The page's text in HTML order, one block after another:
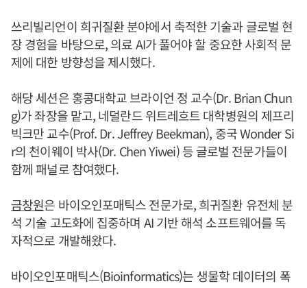
쓰리빌리언이 희귀질환 분야에서 축적한 기술과 글로벌 현
장 경험을 바탕으로, 의료 AI가 풀어야 할 중요한 사회적 문
제에 대한 방향성을 제시했다.
해당 세션은 홍콩대학교 브라이언 정 교수(Dr. Brian Chun
g)가 좌장을 맡고, 네덜란드 위트레흐트 대학병원의 제프리
빅크만 교수(Prof. Dr. Jeffrey Beekman), 중국 Wonder Si
r의 천이웨이 박사(Dr. Chen Yiwei) 등 글로벌 전문가들이
함께 패널로 참여했다.
금창원은 바이오인포매틱스 전문가로, 희귀질환 유전체 분
석 기술 고도화에 집중하며 AI 기반 해석 소프트웨어를 독
자적으로 개발해왔다.
바이오인포매틱스(Bioinformatics)는 생물학 데이터의 폭